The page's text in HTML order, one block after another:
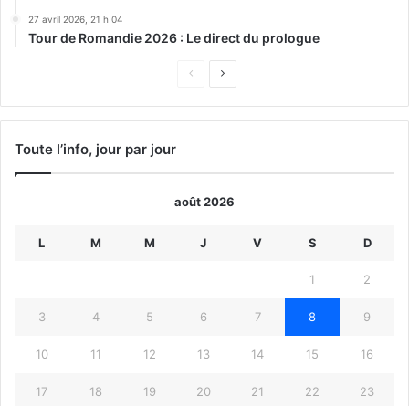
27 avril 2026, 21 h 04
Tour de Romandie 2026 : Le direct du prologue
Page
Page
Toute l’info, jour par jour
août 2026
L M M J V S D
1 2
3 4 5 6 7 8 9
10 11 12 13 14 15 16
17 18 19 20 21 22 23